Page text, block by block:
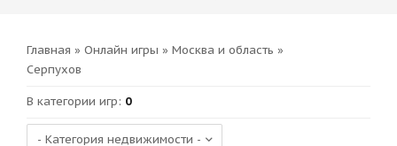
Главная » Онлайн игры » Москва и область »
Серпухов
В категории игр: 0